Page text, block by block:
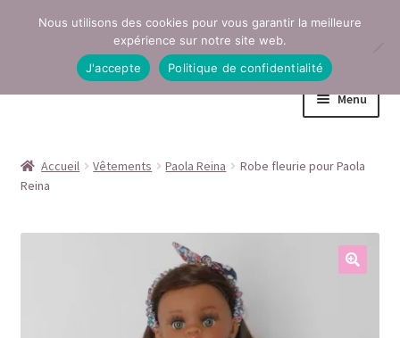
Aller
navigation
Aller
Menu
Conditions générales de vente
Contact
Accueil Vêtements Paola Reina
Robe fleurie pour Paola
Reina
Nous utilisons des cookies pour vous garantir la meilleure
expérience sur notre site web.
J'accepte
Politique de confidentialité